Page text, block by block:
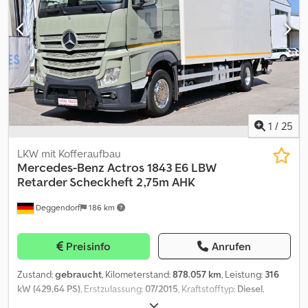
Luftleitkörper verstellbar, Hauptspiegel, elektrisch, Fahrerseite,
Klimaanlage, Fahrer-Schwingsitz, Komfort, Fensterheber,
elektrisch, beidseitig, Regen-/Lichtsensor, Spurhalte-Assistent,
Active Brake Assist, Airbag, Fahrer, Tempomat, LBW Bär, 2000 kg,
2400 Blatt Dcedpfjzaxm Ijx Am Hsk
1 / 25
Deggendorf 186 km
LKW mit Kofferaufbau
Mercedes-Benz Actros 1843 E6 LBW
Retarder Scheckheft 2,75m AHK
Preisinfo Anrufen
Zustand:gebraucht, Kilometerstand:878.057 km, Leistung: 316
kW (429,64 PS), Erstzulassung:07/2015, Kraftstofftyp: Diesel,
, maximales Ladegewicht: